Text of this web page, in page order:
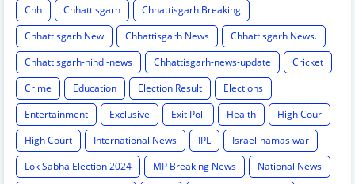
Chh
Chhattisgarh
Chhattisgarh Breaking
Chhattisgarh New
Chhattisgarh News
Chhattisgarh News.
Chhattisgarh-hindi-news
Chhattisgarh-news-update
Cricket
Crime
Education Election Result
Elections
Entertainment
Exclusive Exit Poll Health
High Cour
High Court
International News IPL
Israel-hamas war
Lok Sabha Election 2024
MP Breaking News
National News